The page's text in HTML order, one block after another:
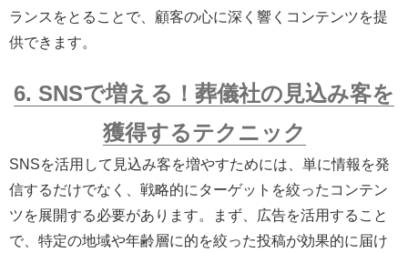
ランスをとることで、顧客の心に深く響くコンテンツを提
供できます。
6. SNSで増える！葬儀社の見込み客を
獲得するテクニック
SNSを活用して見込み客を増やすためには、単に情報を発
信するだけでなく、戦略的にターゲットを絞ったコンテン
ツを展開する必要があります。まず、広告を活用すること
で、特定の地域や年齢層に的を絞った投稿が効果的に届け